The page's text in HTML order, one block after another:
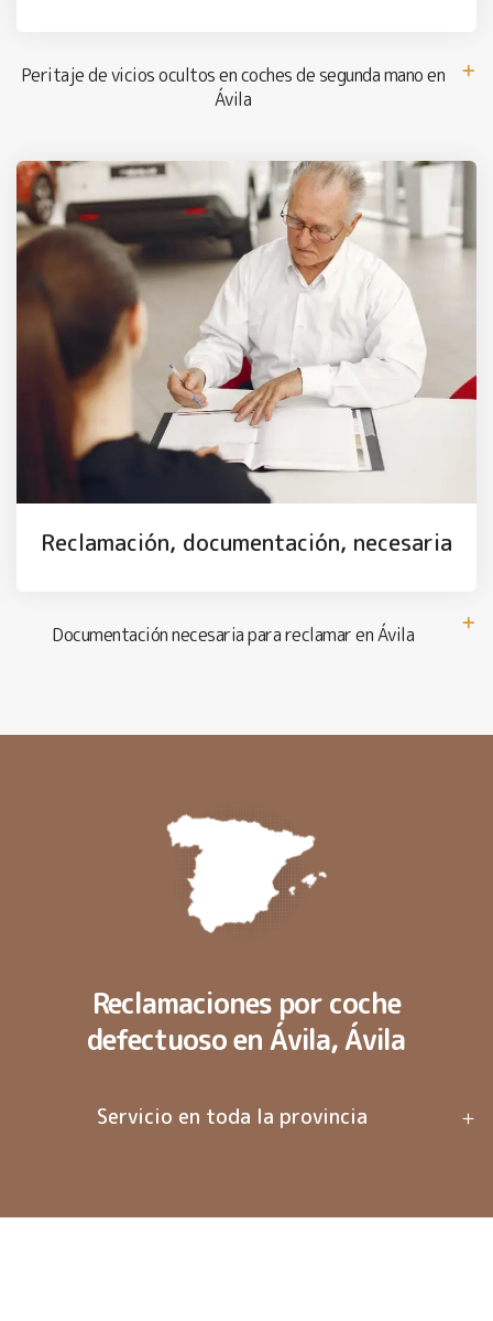
Peritaje de vicios ocultos en coches de segunda mano en
Ávila
Reclamación, documentación, necesaria
Documentación necesaria para reclamar en Ávila
Reclamaciones por coche
defectuoso en Ávila, Ávila
Servicio en toda la provincia